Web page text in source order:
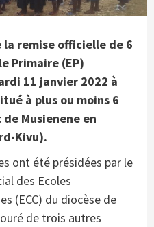
remise officielle de 6
Primaire (EP)
11 janvier 2022 à
à plus ou moins 6
Musienene en
Kivu).
ont été présidées par le
des Ecoles
(ECC) du diocèse de
de trois autres